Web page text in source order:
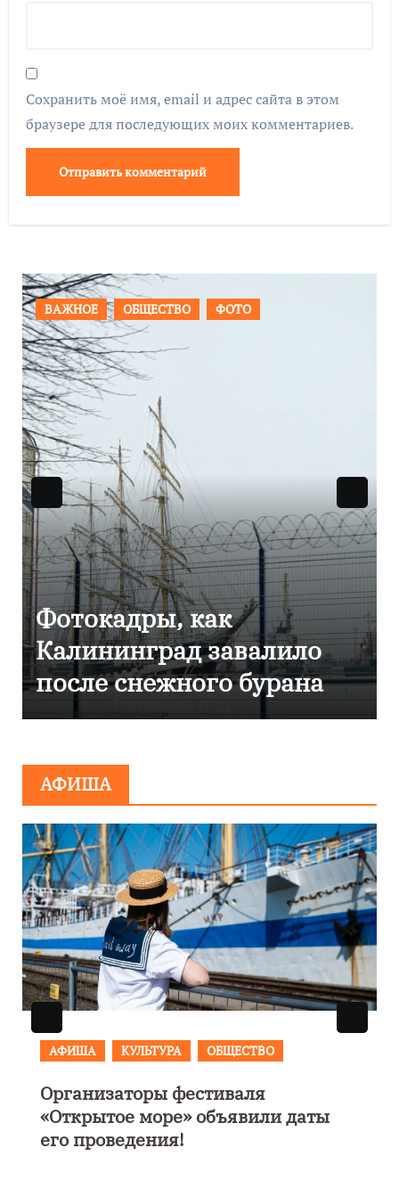
Сохранить моё имя, email и адрес сайта в этом
браузере для последующих моих комментариев.
ПРОИСШЕСТВИЯ ФОТО
Фоторепортаж как в
Калининграде
эвакуировали ТЦ из-за
сообщения о
АФИША
АФИША
В Калининграде пройдет
фестиваль искусств «Зимние
каникулы на Балтике»